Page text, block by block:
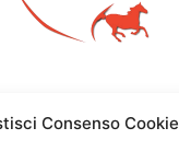
Consenso Cookie